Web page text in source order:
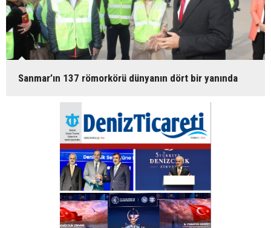
Sanmar’ın 137 römorkörü dünyanın dört bir yanında